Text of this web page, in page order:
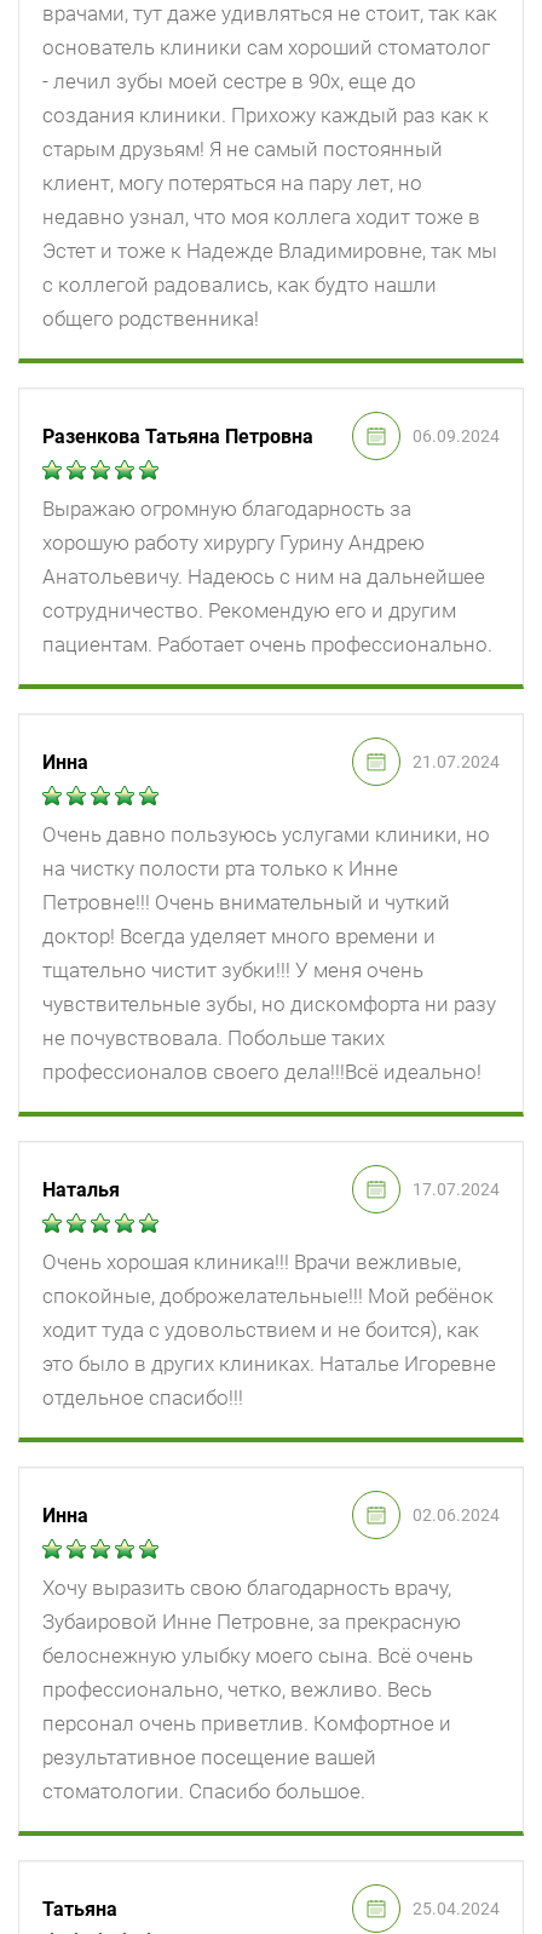
врачами, тут даже удивляться не стоит, так как
основатель клиники сам хороший стоматолог
- лечил зубы моей сестре в 90х, еще до
создания клиники. Прихожу каждый раз как к
старым друзьям! Я не самый постоянный
клиент, могу потеряться на пару лет, но
недавно узнал, что моя коллега ходит тоже в
Эстет и тоже к Надежде Владимировне, так мы
с коллегой радовались, как будто нашли
общего родственника!
Разенкова Татьяна Петровна 06.09.2024
Выражаю огромную благодарность за
хорошую работу хирургу Гурину Андрею
Анатольевичу. Надеюсь с ним на дальнейшее
сотрудничество. Рекомендую его и другим
пациентам. Работает очень профессионально.
Инна 21.07.2024
Очень давно пользуюсь услугами клиники, но
на чистку полости рта только к Инне
Петровне!!! Очень внимательный и чуткий
доктор! Всегда уделяет много времени и
тщательно чистит зубки!!! У меня очень
чувствительные зубы, но дискомфорта ни разу
не почувствовала. Побольше таких
профессионалов своего дела!!!Всё идеально!
Наталья 17.07.2024
Очень хорошая клиника!!! Врачи вежливые,
спокойные, доброжелательные!!! Мой ребёнок
ходит туда с удовольствием и не боится), как
это было в других клиниках. Наталье Игоревне
отдельное спасибо!!!
Инна 02.06.2024
Хочу выразить свою благодарность врачу,
Зубаировой Инне Петровне, за прекрасную
белоснежную улыбку моего сына. Всё очень
профессионально, четко, вежливо. Весь
персонал очень приветлив. Комфортное и
результативное посещение вашей
стоматологии. Спасибо большое.
Татьяна 25.04.2024